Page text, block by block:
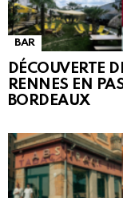
BAR
DÉCOUVERTE
RENNES EN
BORDEAUX